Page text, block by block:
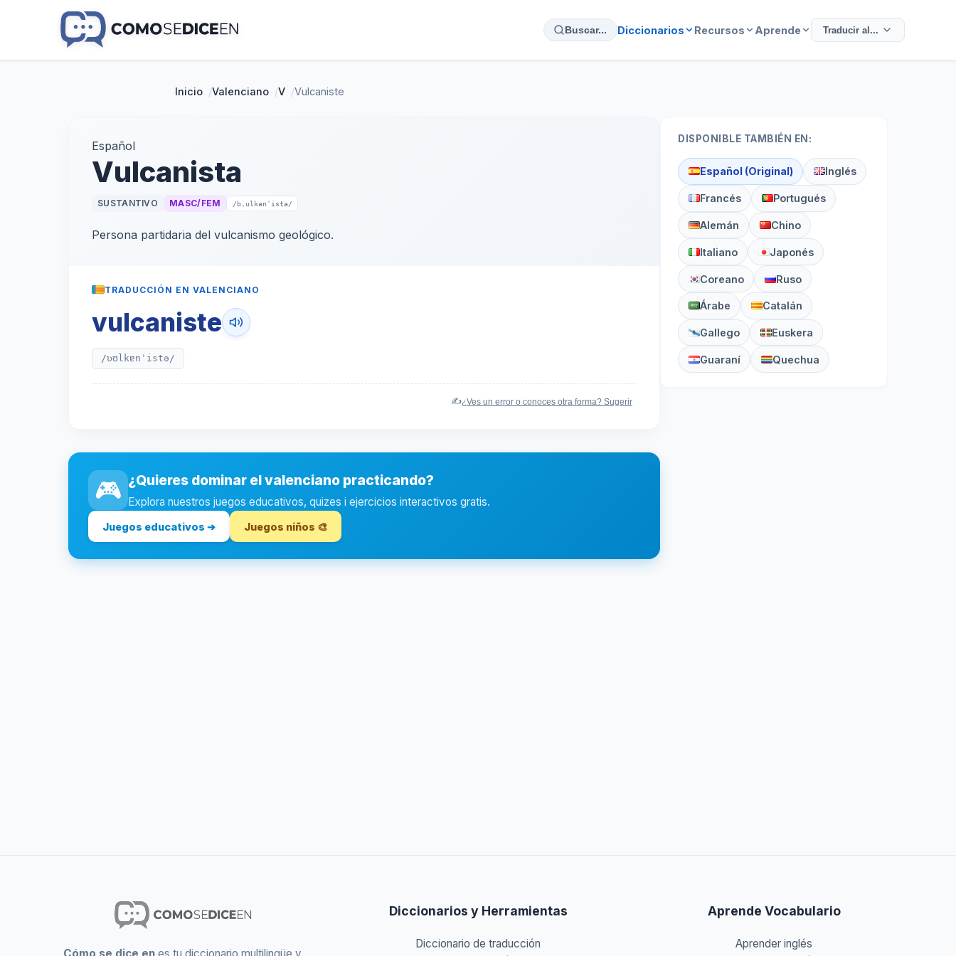
Buscar... Diccionarios Recursos Aprende Traducir al...
Inicio /Valenciano /V /Vulcaniste
Español
Vulcanista
SUSTANTIVO MASC/FEM /bˌulkanˈista/
Persona partidaria del vulcanismo geológico.
TRADUCCIÓN EN VALENCIANO
vulcaniste
/ʋʊlkɐnˈistə/
✍️¿Ves un error o conoces otra forma? Sugerir
🎮 ¿Quieres dominar el valenciano practicando?
Explora nuestros juegos educativos, quizes i ejercicios interactivos gratis.
Juegos educativos ➔ Juegos niños 🎨
DISPONIBLE TAMBIÉN EN:
Español (Original) Inglés
Francés Portugués
Alemán Chino
Italiano Japonés
Coreano Ruso
Árabe Catalán
Gallego Euskera
Guaraní Quechua
Diccionarios y Herramientas
Diccionario de traducción
Aprende Vocabulario
Aprender inglés